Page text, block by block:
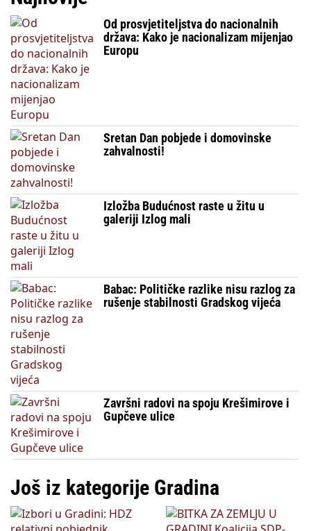
Od prosvjetiteljstva do nacionalnih
država: Kako je nacionalizam mijenjao
Europu
Sretan Dan pobjede i domovinske
zahvalnosti!
Izložba Budućnost raste u žitu u
galeriji Izlog mali
Babac: Političke razlike nisu razlog za
rušenje stabilnosti Gradskog vijeća
Završni radovi na spoju Krešimirove i
Gupčeve ulice
Još iz kategorije Gradina